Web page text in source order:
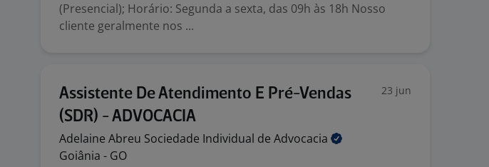
(Presencial); Horário: Segunda a sexta, das 09h às 18h Nosso
cliente geralmente nos ...
Assistente De Atendimento E Pré-Vendas
(SDR) - ADVOCACIA
23 jun
Adelaine Abreu Sociedade Individual de Advocacia
Goiânia - GO